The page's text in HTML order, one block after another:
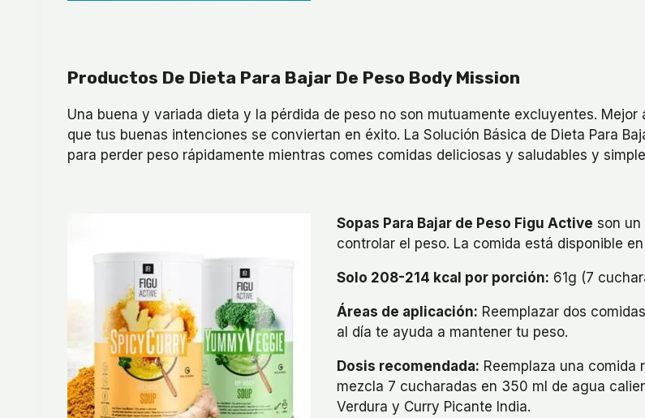
Productos De Dieta Para Bajar De Peso Body Mission
Una buena y variada dieta y la pérdida de peso no son mutuamente excluyentes.
que tus buenas intenciones se conviertan en éxito. La Solución Básica de Dieta Para
para perder peso rápidamente mientras comes comidas deliciosas y saludables y
Sopas Para Bajar de Peso Figu Active son
controlar el peso. La comida está disponible
Solo 208-214 kcal por porción: 61g (7
Áreas de aplicación: Reemplazar dos
al día te ayuda a mantener tu peso.
Dosis recomendada: Reemplaza una comida
mezcla 7 cucharadas en 350 ml de agua
Verdura y Curry Picante India.